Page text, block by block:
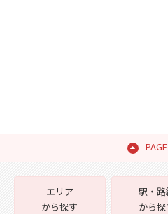
エリア
から探す
駅・路
から探